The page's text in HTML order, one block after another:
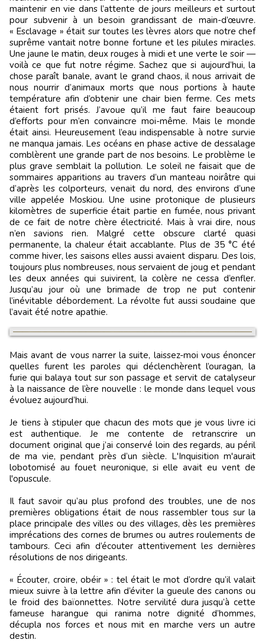
maintenir en vie dans l’attente de jours meilleurs et surtout
pour subvenir à un besoin grandissant de main-d’œuvre.
« Esclavage » était sur toutes les lèvres alors que notre chef
suprême vantait notre bonne fortune et les pilules miracles.
Une jaune le matin, deux rouges à midi et une verte le soir —
voilà ce que fut notre régime. Sachez que si aujourd’hui, la
chose paraît banale, avant le grand chaos, il nous arrivait de
nous nourrir d’animaux morts que nous portions à haute
température afin d’obtenir une chair bien ferme. Ces mets
étaient fort prisés. J’avoue qu’il me faut faire beaucoup
d’efforts pour m’en convaincre moi-même. Mais le monde
était ainsi. Heureusement l’eau indispensable à notre survie
ne manqua jamais. Les océans en phase active de dessalage
comblèrent une grande part de nos besoins. Le problème le
plus grave semblait la pollution. Le soleil ne faisait que de
sommaires apparitions au travers d’un manteau noirâtre qui
d’après les colporteurs, venait du nord, des environs d’une
ville appelée Moskiou. Une usine protonique de plusieurs
kilomètres de superficie était partie en fumée, nous privant
de ce fait de notre chère électricité. Mais à vrai dire, nous
n’en savions rien. Malgré cette obscure clarté quasi
permanente, la chaleur était accablante. Plus de 35 °C été
comme hiver, les saisons elles aussi avaient disparu. Des lois,
toujours plus nombreuses, nous servaient de joug et pendant
les deux années qui suivirent, la colère ne cessa d’enfler.
Jusqu’au jour où une brimade de trop ne put contenir
l’inévitable débordement. La révolte fut aussi soudaine que
l’avait été notre apathie.
Mais avant de vous narrer la suite, laissez-moi vous énoncer
quelles furent les paroles qui déclenchèrent l’ouragan, la
furie qui balaya tout sur son passage et servit de catalyseur
à la naissance de l’ère nouvelle : le monde dans lequel vous
évoluez aujourd’hui.
Je tiens à stipuler que chacun des mots que je vous livre ici
est authentique. Je me contente de retranscrire un
document original que j’ai conservé loin des regards, au péril
de ma vie, pendant près d’un siècle. L'Inquisition m'aurait
lobotomisé au fouet neuronique, si elle avait eu vent de
l'opuscule.
Il faut savoir qu’au plus profond des troubles, une de nos
premières obligations était de nous rassembler tous sur la
place principale des villes ou des villages, dès les premières
imprécations des cornes de brumes ou autres roulements de
tambours. Ceci afin d’écouter attentivement les dernières
résolutions de nos dirigeants.
« Écouter, croire, obéir » : tel était le mot d’ordre qu’il valait
mieux suivre à la lettre afin d’éviter la gueule des canons ou
le froid des baïonnettes. Notre servilité dura jusqu’à cette
fameuse harangue qui ranima notre dignité d’hommes,
décupla nos forces et nous mit en marche vers un autre
destin.